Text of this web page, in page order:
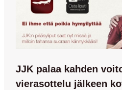
JJK palaa kahden
vierasottelu jälkeen